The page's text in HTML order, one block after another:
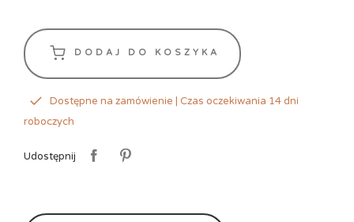
DODAJ DO KOSZYKA
Dostępne na zamówienie | Czas oczekiwania 14 dni
roboczych
Udostępnij